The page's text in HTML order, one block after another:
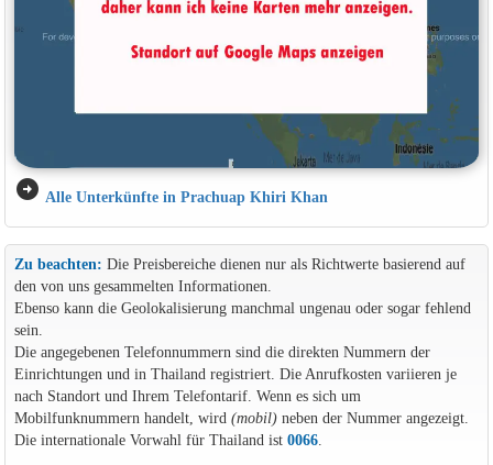
arrow_circle_right Alle Unterkünfte in Prachuap Khiri Khan
Zu beachten: Die Preisbereiche dienen nur als Richtwerte basierend auf
den von uns gesammelten Informationen.
Ebenso kann die Geolokalisierung manchmal ungenau oder sogar fehlend
sein.
Die angegebenen Telefonnummern sind die direkten Nummern der
Einrichtungen und in Thailand registriert. Die Anrufkosten variieren je
nach Standort und Ihrem Telefontarif. Wenn es sich um
Mobilfunknummern handelt, wird (mobil)neben der Nummer angezeigt.
Die internationale Vorwahl für Thailand ist 0066.